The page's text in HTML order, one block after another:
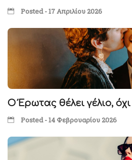
Posted - 17 Απριλίου 2026
Ο Έρωτας θέλει γέλιο,
Posted - 14 Φεβρουαρίου 2026